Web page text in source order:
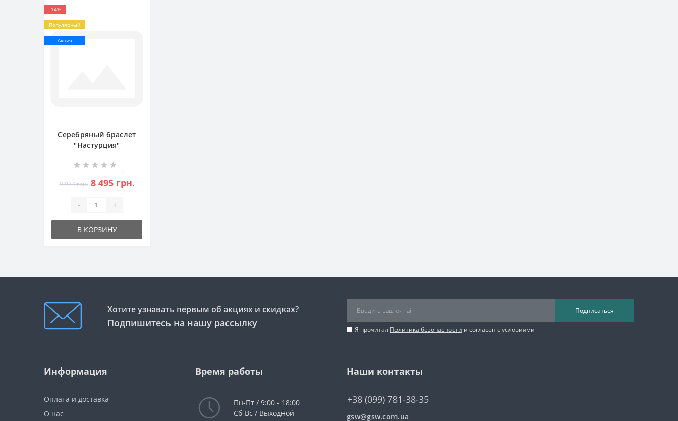
-14%
Популярный
Акция
Серебряный браслет
"Настурция"
9 934 грн. 8 495 грн.
- +
В КОРЗИНУ
Хотите узнавать первым об акциях и скидках?
Подпишитесь на нашу рассылку
Подписаться
Я прочитал Политика безопасности и согласен с условиями
Информация
Оплата и доставка
О нас
Время работы
Пн-Пт / 9:00 - 18:00
Сб-Вс / Выходной
Наши контакты
+38 (099) 781-38-35
gsw@gsw.com.ua